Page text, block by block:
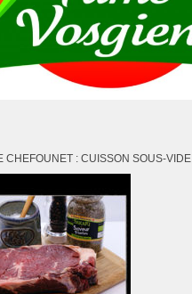
CHEFOUNET : CUISSON SOUS-VIDE